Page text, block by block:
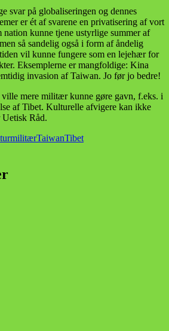
svar på globaliseringen og dennes
er ét af svarene en privatisering af vort
kunne tjene ustyrlige summer af
så sandelig også i form af åndelig
vil kunne fungere som en lejehær for
Eksemplerne er mangfoldige: Kina
invasion af Taiwan. Jo før jo bedre!
ville mere militær kunne gøre gavn, f.eks. i
af Tibet. Kulturelle afvigere kan ikke
Råd.
militærTaiwanTibet